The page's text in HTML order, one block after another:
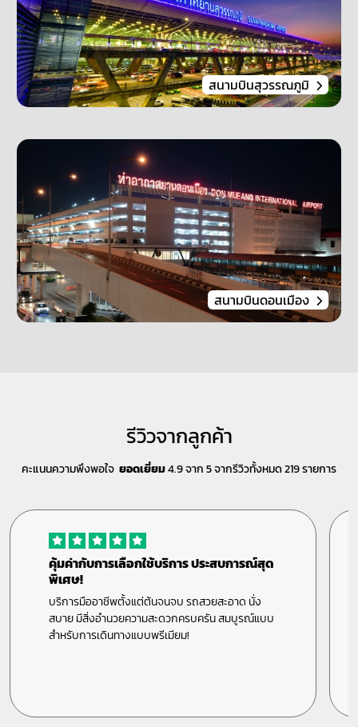
สนามบินสุวรรณภูมิ
สนามบินดอนเมือง
รีวิวจากลูกค้า
คะแนนความพึงพอใจ ยอดเยี่ยม4.9 จาก 5 จากรีวิวทั้งหมด 219 รายการ
คุ้มค่ากับการเลือกใช้บริการ ประสบการณ์สุด
พิเศษ!
บริการมืออาชีพตั้งแต่ต้นจนจบ รถสวยสะอาด นั่ง
สบาย มีสิ่งอำนวยความสะดวกครบครัน สมบูรณ์แบบ
สำหรับการเดินทางแบบพรีเมียม!